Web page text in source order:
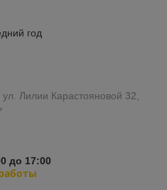
год
Лилии Карастояновой 32,
до 17:00